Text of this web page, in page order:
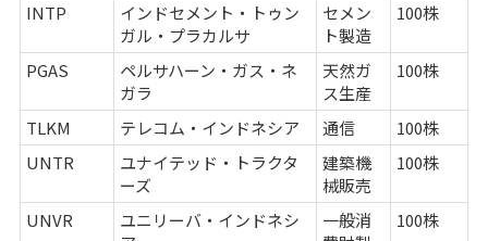
INTP
インドセメント・トゥン
ガル・プラカルサ
セメン
ト製造
100株
PGAS
ペルサハーン・ガス・ネ
ガラ
天然ガ
ス生産
100株
TLKM テレコム・インドネシア 通信
100株
UNTR
ユナイテッド・トラクタ
ーズ
建築機
械販売
100株
UNVR
ユニリーバ・インドネシ
一般消
100株